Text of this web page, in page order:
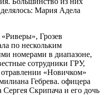
Мария Адела
Грозев
по нескольким
номерами в диапазоне,
сотрудники ГРУ,
«Новичком»
Гебрева. офицера
Скрипача и его дочь